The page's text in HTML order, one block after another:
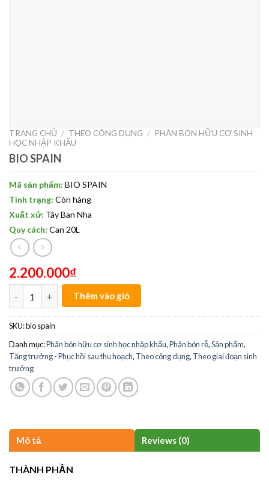
TRANG CHỦ / THEO CÔNG DỤNG / PHÂN BÓN HỮU CƠ SINH
HỌC NHẬP KHẨU
BIO SPAIN
Mã sản phẩm: BIO SPAIN
Tình trạng: Còn hàng
Xuất xứ: Tây Ban Nha
Quy cách: Can 20L
2.200.000₫
BIO SPAIN quantityThêm vào giỏ
SKU:bio spain
Danh mục:Phân bón hữu cơ sinh học nhập khẩu,Phân bón rễ,Sản phẩm,
Tăng trưởng - Phục hồi sau thu hoạch, Theo công dụng, Theo giai đoạn sinh
trưởng
Mô tả Reviews (0)
THÀNH PHẦN